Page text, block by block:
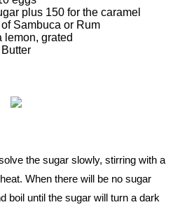
plus 150 for the caramel
Sambuca or Rum
lemon, grated
Butter
the sugar slowly, stirring with a
When there will be no sugar
boil until the sugar will turn a dark